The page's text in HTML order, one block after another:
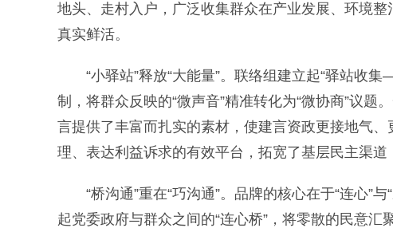
地头、走村入户，广泛收集群众在产业发展、环境整
真实鲜活。
“小驿站”释放“大能量”。联络组建立起“驿站收
制，将群众反映的“微声音”精准转化为“微协商”议
言提供了丰富而扎实的素材，使建言资政更接地气
理、表达利益诉求的有效平台，拓宽了基层民主渠道
“桥沟通”重在“巧沟通”。品牌的核心在于“连心”与
起党委政府与群众之间的“连心桥”，将零散的民意汇